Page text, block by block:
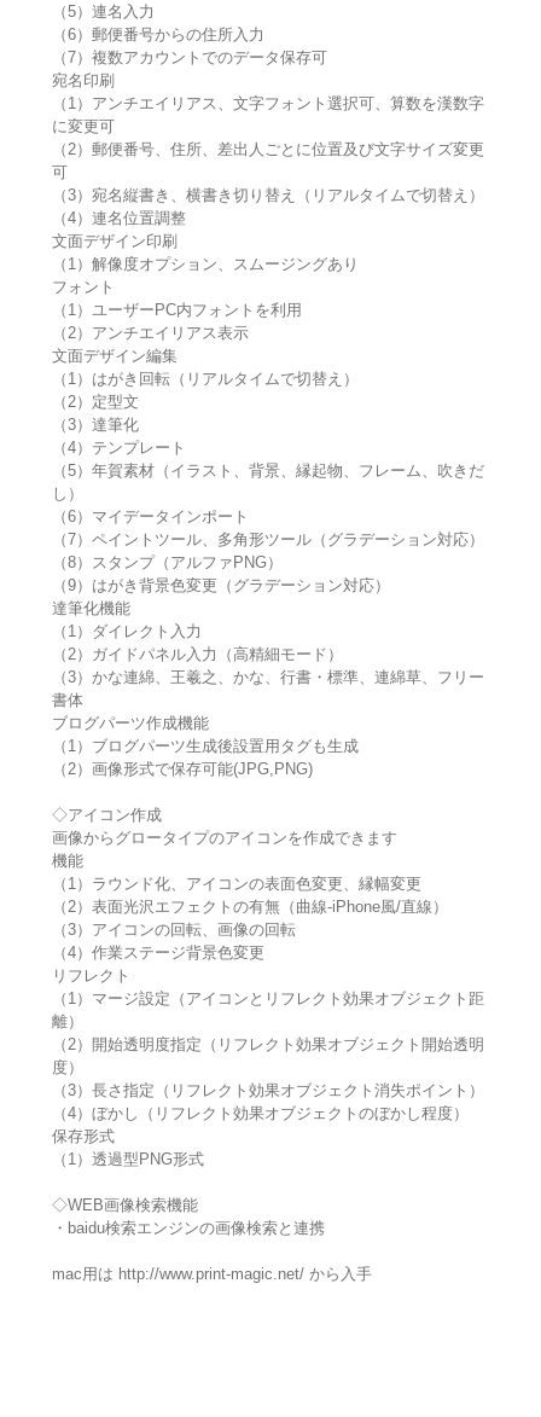
（5）連名入力
（6）郵便番号からの住所入力
（7）複数アカウントでのデータ保存可
宛名印刷
（1）アンチエイリアス、文字フォント選択可、算数を漢数字
に変更可
（2）郵便番号、住所、差出人ごとに位置及び文字サイズ変更
可
（3）宛名縦書き、横書き切り替え（リアルタイムで切替え）
（4）連名位置調整
文面デザイン印刷
（1）解像度オプション、スムージングあり
フォント
（1）ユーザーPC内フォントを利用
（2）アンチエイリアス表示
文面デザイン編集
（1）はがき回転（リアルタイムで切替え）
（2）定型文
（3）達筆化
（4）テンプレート
（5）年賀素材（イラスト、背景、縁起物、フレーム、吹きだ
し）
（6）マイデータインポート
（7）ペイントツール、多角形ツール（グラデーション対応）
（8）スタンプ（アルファPNG）
（9）はがき背景色変更（グラデーション対応）
達筆化機能
（1）ダイレクト入力
（2）ガイドパネル入力（高精細モード）
（3）かな連綿、王羲之、かな、行書・標準、連綿草、フリー
書体
ブログパーツ作成機能
（1）ブログパーツ生成後設置用タグも生成
（2）画像形式で保存可能(JPG,PNG)
◇アイコン作成
画像からグロータイプのアイコンを作成できます
機能
（1）ラウンド化、アイコンの表面色変更、縁幅変更
（2）表面光沢エフェクトの有無（曲線-iPhone風/直線）
（3）アイコンの回転、画像の回転
（4）作業ステージ背景色変更
リフレクト
（1）マージ設定（アイコンとリフレクト効果オブジェクト距
離）
（2）開始透明度指定（リフレクト効果オブジェクト開始透明
度）
（3）長さ指定（リフレクト効果オブジェクト消失ポイント）
（4）ぼかし（リフレクト効果オブジェクトのぼかし程度）
保存形式
（1）透過型PNG形式
◇WEB画像検索機能
・baidu検索エンジンの画像検索と連携
mac用は http://www.print-magic.net/ から入手